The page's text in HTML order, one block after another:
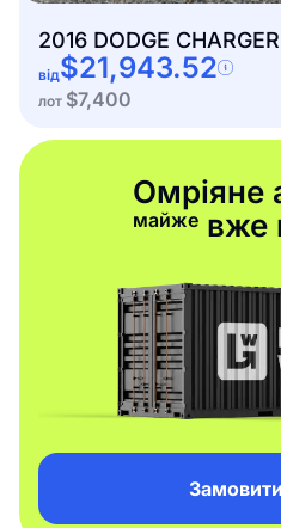
2016 DODGE
від$21,943.52
лот $7,400
Омріяне
майжевже